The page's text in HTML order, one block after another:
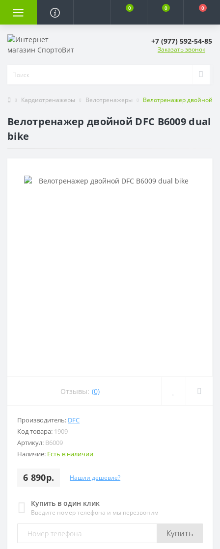
0 0 0
+7 (977) 592-54-85
Заказать звонок
Кардиотренажеры Велотренажеры Велотренажер двойной
Велотренажер двойной DFC B6009 dual
bike
Отзывы: (0)
Производитель: DFC
Код товара: 1909
Артикул: B6009
Наличие: Есть в наличии
6 890р. Нашли дешевле?
Купить в один клик
Введите номер телефона и мы перезвоним
Купить